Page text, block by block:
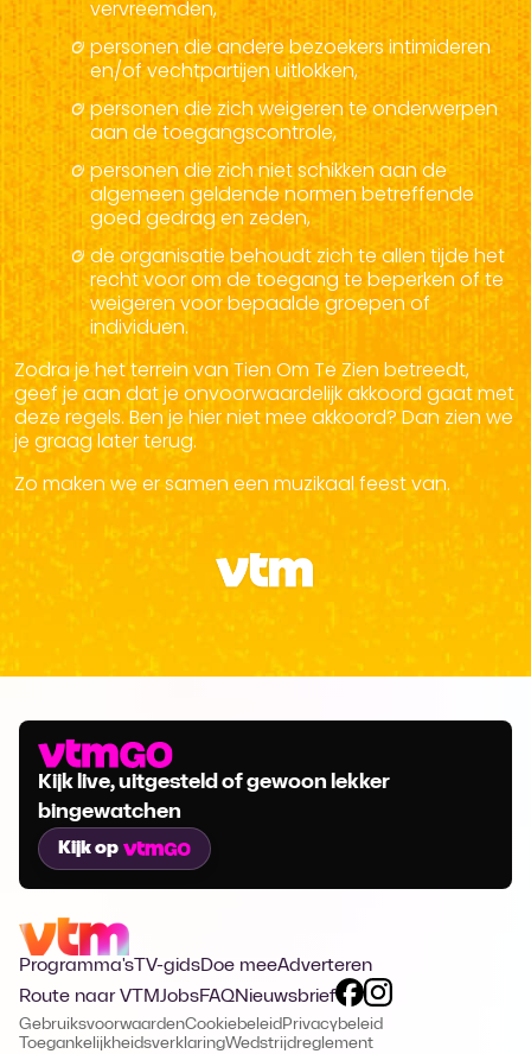
Kijk live, uitgesteld of gewoon lekker
bingewatchen
Kijk op
Programma's TV-gidsDoe meeAdverteren
Route naar VTMJobsFAQNieuwsbrief
GebruiksvoorwaardenCookiebeleidPrivacybeleid
ToegankelijkheidsverklaringWedstrijdreglement